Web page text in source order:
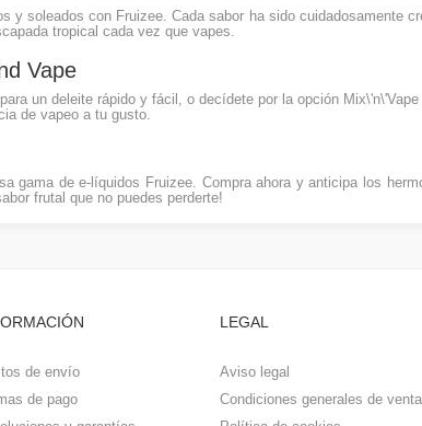
y soleados con Fruizee. Cada sabor ha sido cuidadosamente
tropical cada vez que vapes.
Vape
un deleite rápido y fácil, o decídete por la opción
de vapeo a tu gusto.
gama de e-líquidos Fruizee. Compra ahora y anticipa los
frutal que no puedes perderte!
de envío
de pago
LEGAL
Aviso legal
Condiciones generales de venta